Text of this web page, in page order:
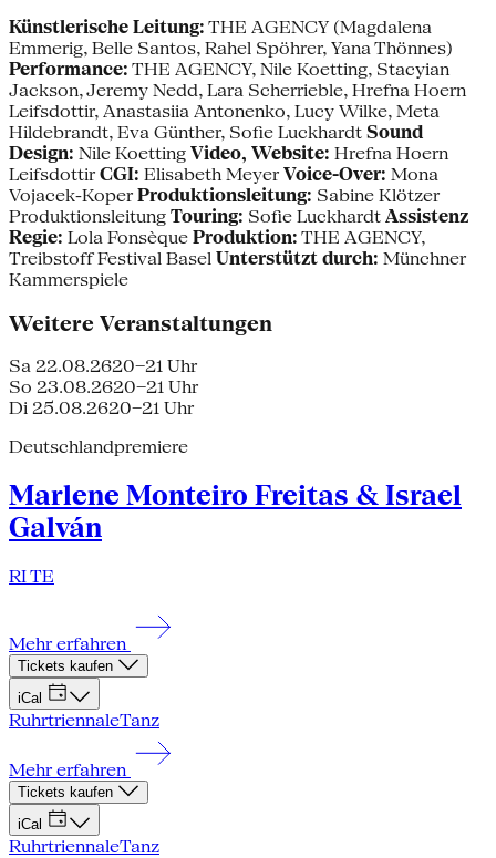
Künstlerische Leitung: THE AGENCY (Magdalena
Emmerig, Belle Santos, Rahel Spöhrer, Yana Thönnes)
Performance: THE AGENCY, Nile Koetting, Stacyian
Jackson, Jeremy Nedd, Lara Scherrieble, Hrefna Hoern
Leifsdottir, Anastasiia Antonenko, Lucy Wilke, Meta
Hildebrandt, Eva Günther, Sofie Luckhardt Sound
Design: Nile Koetting Video, Website: Hrefna Hoern
Leifsdottir CGI: Elisabeth Meyer Voice-Over: Mona
Vojacek-Koper Produktionsleitung: Sabine Klötzer
Produktionsleitung Touring: Sofie Luckhardt Assistenz
Regie: Lola Fonsèque Produktion: THE AGENCY,
Treibstoff Festival Basel Unterstützt durch: Münchner
Kammerspiele
Weitere Veranstaltungen
Sa 22.08.2620–21 Uhr
So 23.08.2620–21 Uhr
Di 25.08.2620–21 Uhr
Deutschlandpremiere
Marlene Monteiro Freitas & Israel
Galván
RI TE
Mehr erfahren
Tickets kaufen
iCal
RuhrtriennaleTanz
Mehr erfahren
Tickets kaufen
iCal
RuhrtriennaleTanz